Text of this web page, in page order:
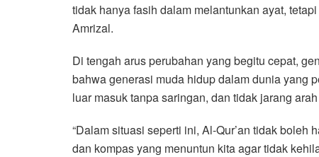
tidak hanya fasih dalam melantunkan ayat,
Amrizal.
Di tengah arus perubahan yang begitu cepat,
bahwa generasi muda hidup dalam dunia yang
luar masuk tanpa saringan, dan tidak jarang
“Dalam situasi seperti ini, Al-Qur’an tidak
dan kompas yang menuntun kita agar tidak